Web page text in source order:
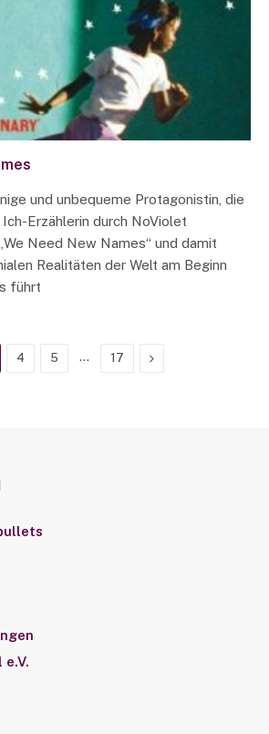
und unbequeme Protagonistin, die
Erzählerin durch NoViolet
Need New Names“ und damit
Realitäten der Welt am Beginn
führt
4 5 … 17 Next